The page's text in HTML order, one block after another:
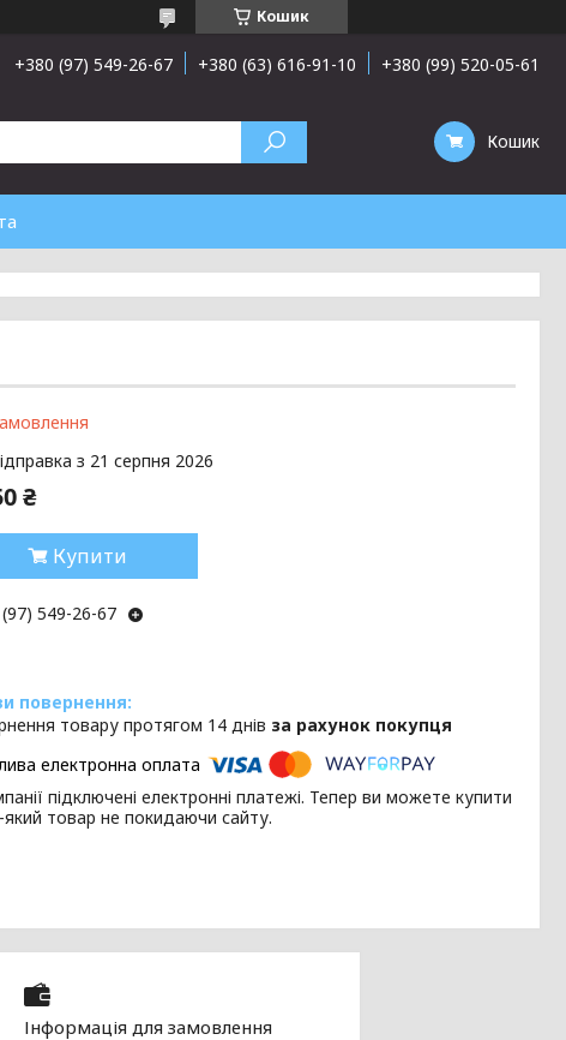
Кошик
+380 (97) 549-26-67 +380 (63) 616-91-10 +380 (99) 520-05-61
Кошик
з 21 серпня 2026
₴
Купити
549-26-67
товару протягом 14 днів за рахунок покупця
підключені електронні платежі. Тепер ви можете купити
товар не покидаючи сайту.
Інформація для замовлення